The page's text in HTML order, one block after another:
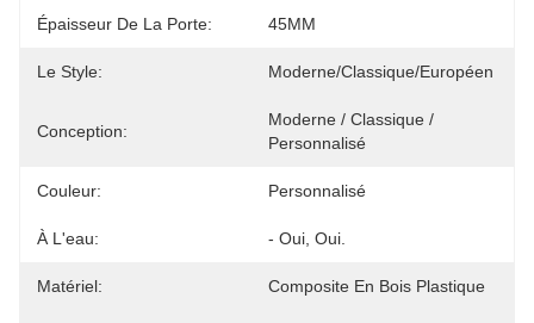
Épaisseur De La Porte: 45MM
Le Style: Moderne/classique/européen
Conception:
Moderne / Classique /
Personnalisé
Couleur: Personnalisé
À L'eau: - Oui, Oui.
Matériel: Composite En Bois Plastique